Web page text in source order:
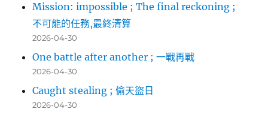
Mission: impossible ; The final reckoning ;
不可能的任務,最終清算
2026-04-30
One battle after another ; 一戰再戰
2026-04-30
Caught stealing ; 偷天盜日
2026-04-30